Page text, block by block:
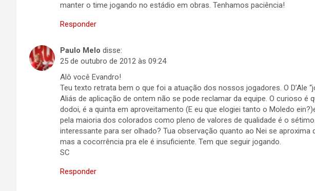
manter o time jogando no estádio em obras. Tenhamos paciência!
Responder
Paulo Melo disse:
25 de outubro de 2012 às 09:24
Alô você Evandro!
Teu texto retrata bem o que foi a atuação dos nossos jogadores. O D’Ale
Aliás de aplicação de ontem não se pode reclamar da equipe. O curioso é
dodoi, é a quinta em aproveitamento (E eu que elogiei tanto o Moledo
pela maioria dos colorados como pleno de valores de qualidade é o
interessante para ser olhado? Tua observação quanto ao Nei se aproxima
mas a cocorrência pra ele é insuficiente. Tem que seguir jogando.
SC
Responder